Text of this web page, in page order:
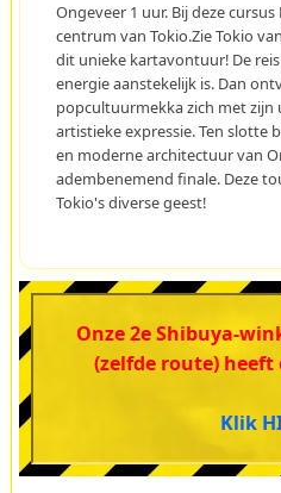
Ongeveer 1 uur. Bij deze
centrum van Tokio.Zie Tokio
dit unieke kartavontuur! De
energie aanstekelijk is. Dan
popcultuurmekka zich met zijn
artistieke expressie. Ten slotte
en moderne architectuur van
adembenemend finale. Deze
Tokio's diverse geest!
Onze 2e Shibuya-
(zelfde route) heeft
Klik